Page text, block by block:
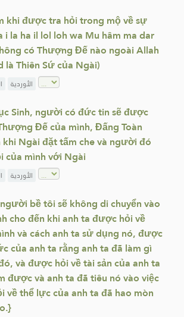
khi được tra hỏi trong mộ về sự
i la ha il lol loh wa Mu hâm ma dar
có Thượng Đế nào ngoài Allah
là Thiên Sứ của Ngài)
الأوردية
Sinh, người có đức tin sẽ được
Đế của mình, Đấng Toàn
khi Ngài đặt tấm che và người đó
của mình với Ngài
الأوردية
bề tôi sẽ không di chuyển vào
cho đến khi anh ta được hỏi về
và cách anh ta sử dụng nó, được
của anh ta rằng anh ta đã làm gì
và được hỏi về tài sản của anh ta
được và anh ta đã tiêu nó vào việc
về thể lực của anh ta đã hao mòn